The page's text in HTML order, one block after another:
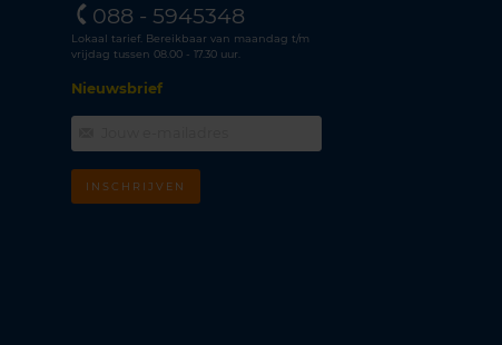
088 - 5945348
Lokaal tarief. Bereikbaar van maandag t/m
vrijdag tussen 08.00 - 17.30 uur.
Nieuwsbrief
INSCHRIJVEN